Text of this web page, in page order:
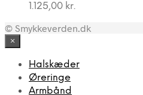
1.125,00 kr.
© Smykkeverden.dk
×
Halskæder
Øreringe
Armbånd